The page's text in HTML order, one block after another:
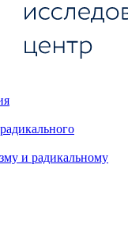
и радикальному